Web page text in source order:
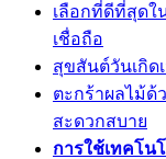
เลือกที่ดีที่สุดใ
เชื่อถือ
สุขสันต์วันเกิด
ตะกร้าผลไม้ด้
สะดวกสบาย
การใช้เทคโน